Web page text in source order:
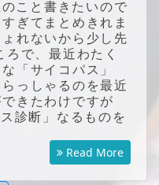
こと書きたいので
ぎてまとめきれま
れないから少し先
で、最近わたく
な「サイコパス」
っしゃるのを最近
きたわけですが
診断」なるものを
Read More